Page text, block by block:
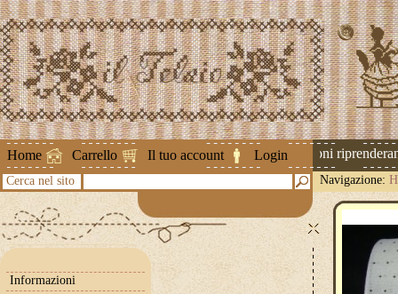
Home Carrello Il tuo account Login
Attenzione ! Le spedizioni
Cerca nel sito Navigazione:
cm
Informazioni